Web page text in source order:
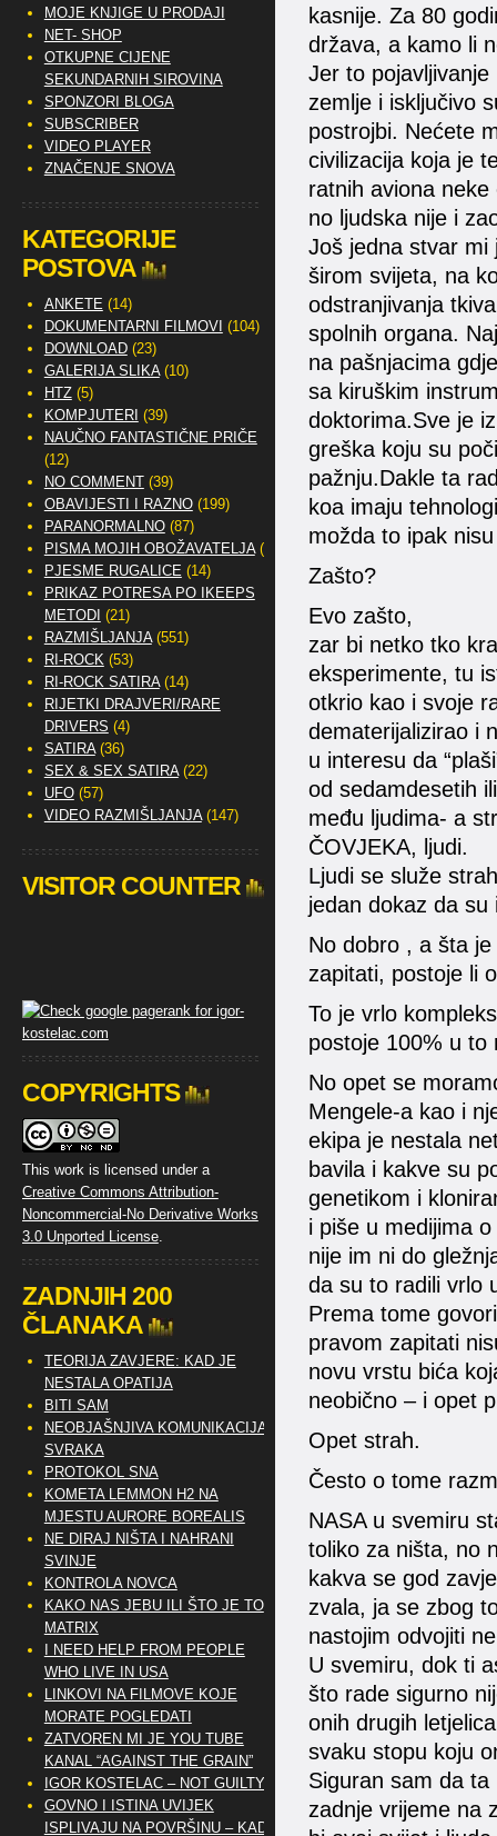
kasnije. Za 80
država, a kamo li
Jer to
zemlje i isključivo
postrojbi. Nećete
civilizacija koja je
ratnih aviona
no ljudska nije i
Još jedna stvar mi
širom svijeta, na
odstranjivanja
spolnih organa.
na pašnjacima
sa kiruškim
doktorima.Sve je
greška koju su
pažnju.Dakle ta
koa imaju
možda to ipak
Zašto?
Evo zašto,
zar bi netko tko
eksperimente, tu
otkrio kao i svoje
dematerijalizirao i
u interesu da
od sedamdesetih
među ljudima- a
ČOVJEKA, ljudi.
Ljudi se služe
jedan dokaz da su
No dobro , a šta
zapitati, postoje li
To je vrlo
postoje 100% u to
No opet se
Mengele-a kao i
ekipa je nestala
bavila i kakve su
genetikom i
i piše u medijima
nije im ni do
da su to radili vrlo
Prema tome
pravom zapitati
novu vrstu bića
neobično – i opet
Opet strah.
Često o tome
NASA u svemiru
toliko za ništa, no
kakva se god
zvala, ja se zbog
nastojim odvojiti
U svemiru, dok ti
što rade sigurno
onih drugih
svaku stopu koju
Siguran sam da
zadnje vrijeme na
MOJE KNJIGE U PRODAJI
NET- SHOP
OTKUPNE CIJENE
SEKUNDARNIH SIROVINA
SPONZORI BLOGA
SUBSCRIBER
VIDEO PLAYER
ZNAČENJE SNOVA
KATEGORIJE
POSTOVA
ANKETE (14)
DOKUMENTARNI FILMOVI (104)
DOWNLOAD(23)
GALERIJA SLIKA(10)
HTZ(5)
KOMPJUTERI (39)
NAUČNO FANTASTIČNE PRIČE
(12)
NO COMMENT(39)
OBAVIJESTI I RAZNO(199)
PARANORMALNO(87)
PISMA MOJIH OBOŽAVATELJA(2)
PJESME RUGALICE (14)
PRIKAZ POTRESA PO IKEEPS
METODI (21)
RAZMIŠLJANJA(551)
RI-ROCK(53)
RI-ROCK SATIRA(14)
RIJETKI DRAJVERI/RARE
DRIVERS (4)
SATIRA(36)
SEX & SEX SATIRA(22)
UFO(57)
VIDEO RAZMIŠLJANJA(147)
VISITOR COUNTER
COPYRIGHTS
This work is licensed under a
Creative Commons Attribution-
Noncommercial-No Derivative Works
3.0 Unported License.
ZADNJIH 200
ČLANAKA
TEORIJA ZAVJERE: KAD JE
NESTALA OPATIJA
BITI SAM
NEOBJAŠNJIVA KOMUNIKACIJA
SVRAKA
PROTOKOL SNA
KOMETA LEMMON H2 NA
MJESTU AURORE BOREALIS
NE DIRAJ NIŠTA I NAHRANI
SVINJE
KONTROLA NOVCA
KAKO NAS JEBU ILI ŠTO JE TO
MATRIX
I NEED HELP FROM PEOPLE
WHO LIVE IN USA
LINKOVI NA FILMOVE KOJE
MORATE POGLEDATI
ZATVOREN MI JE YOU TUBE
KANAL “AGAINST THE GRAIN”
IGOR KOSTELAC – NOT GUILTY
GOVNO I ISTINA UVIJEK
ISPLIVAJU NA POVRŠINU – KAD